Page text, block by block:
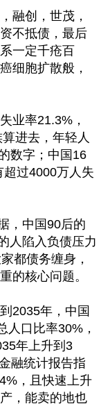
融创，世茂，
不抵债，最后
一定千疮百
细胞扩散般，
业率21.3%，
进去，年轻人
数字；中国16
过4000万人失
，中国90后的
人陷入负债压力
都债务缠身，
的核心问题。
2035年，中国
人口比率30%，
年上升到3
融统计报告指
，且快速上升
，能卖的地也